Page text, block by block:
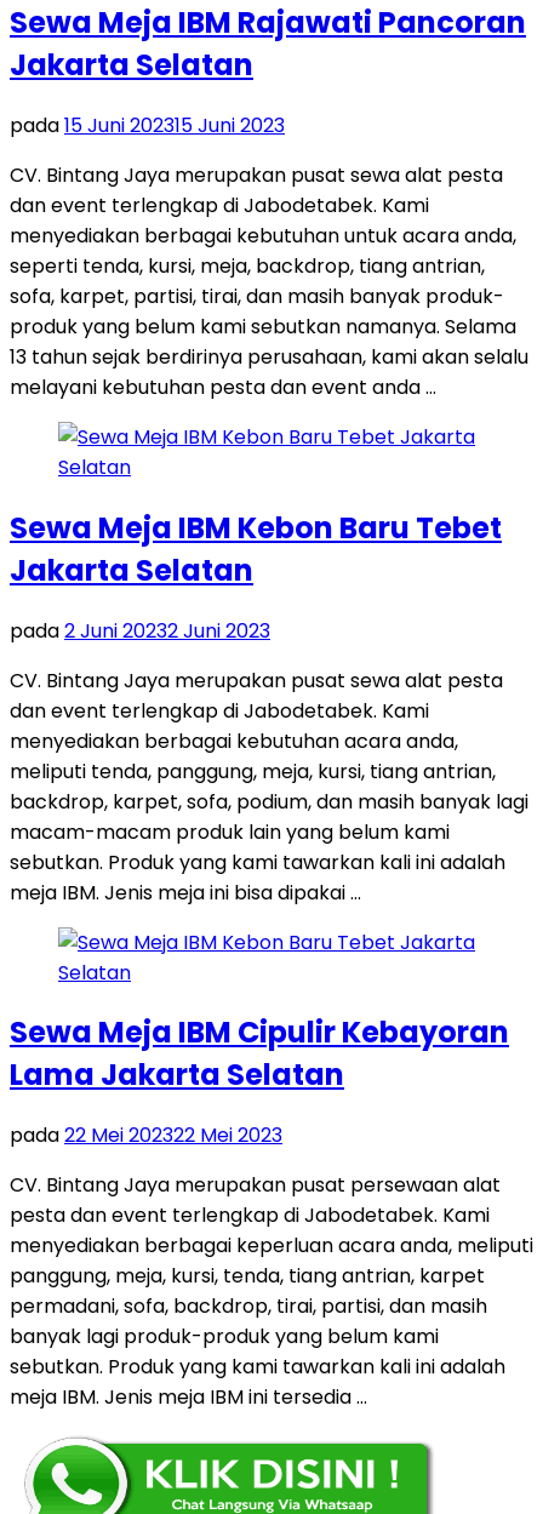
Sewa Meja IBM Rajawati Pancoran
Jakarta Selatan
pada15 Juni 202315 Juni 2023
CV. Bintang Jaya merupakan pusat sewa alat pesta
dan event terlengkap di Jabodetabek. Kami
menyediakan berbagai kebutuhan untuk acara anda,
seperti tenda, kursi, meja, backdrop, tiang antrian,
sofa, karpet, partisi, tirai, dan masih banyak produk-
produk yang belum kami sebutkan namanya. Selama
13 tahun sejak berdirinya perusahaan, kami akan selalu
melayani kebutuhan pesta dan event anda …
Sewa Meja IBM Kebon Baru Tebet
Jakarta Selatan
pada2 Juni 20232 Juni 2023
CV. Bintang Jaya merupakan pusat sewa alat pesta
dan event terlengkap di Jabodetabek. Kami
menyediakan berbagai kebutuhan acara anda,
meliputi tenda, panggung, meja, kursi, tiang antrian,
backdrop, karpet, sofa, podium, dan masih banyak lagi
macam-macam produk lain yang belum kami
sebutkan. Produk yang kami tawarkan kali ini adalah
meja IBM. Jenis meja ini bisa dipakai …
Sewa Meja IBM Cipulir Kebayoran
Lama Jakarta Selatan
pada22 Mei 202322 Mei 2023
CV. Bintang Jaya merupakan pusat persewaan alat
pesta dan event terlengkap di Jabodetabek. Kami
menyediakan berbagai keperluan acara anda, meliputi
panggung, meja, kursi, tenda, tiang antrian, karpet
permadani, sofa, backdrop, tirai, partisi, dan masih
banyak lagi produk-produk yang belum kami
sebutkan. Produk yang kami tawarkan kali ini adalah
meja IBM. Jenis meja IBM ini tersedia …